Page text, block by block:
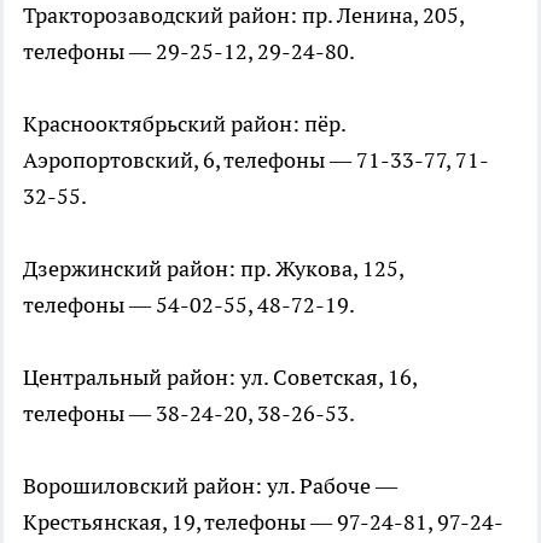
Тракторозаводский район: пр. Ленина, 205,
телефоны — 29-25-12, 29-24-80.
Краснооктябрьский район: пёр.
Аэропортовский, 6, телефоны — 71-33-77, 71-
32-55.
Дзержинский район: пр. Жукова, 125,
телефоны — 54-02-55, 48-72-19.
Центральный район: ул. Советская, 16,
телефоны — 38-24-20, 38-26-53.
Ворошиловский район: ул. Рабоче —
Крестьянская, 19, телефоны — 97-24-81, 97-24-